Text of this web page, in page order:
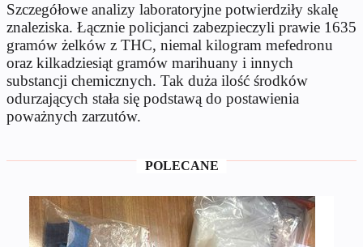
Szczegółowe analizy laboratoryjne potwierdziły skalę
znaleziska. Łącznie policjanci zabezpieczyli prawie 1635
gramów żelków z THC, niemal kilogram mefedronu
oraz kilkadziesiąt gramów marihuany i innych
substancji chemicznych. Tak duża ilość środków
odurzających stała się podstawą do postawienia
poważnych zarzutów.
POLECANE